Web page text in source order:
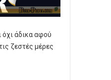
όχι άδικα αφού
ζεστές μέρες